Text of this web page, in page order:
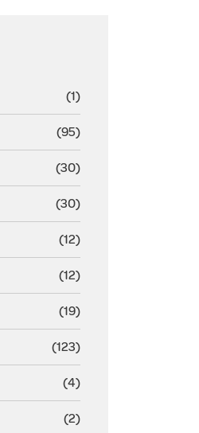
(1)
(95)
(30)
(30)
(12)
(12)
(19)
(123)
(4)
(2)